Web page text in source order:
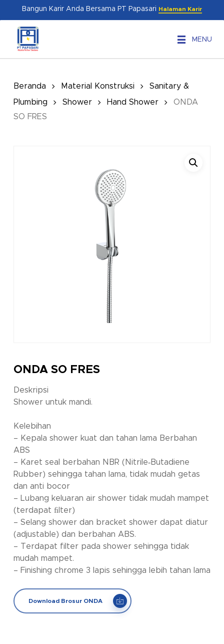
content
Bangun Karir Anda Bersama PT Papasari Halaman Karir
MENU
Beranda Material Konstruksi
Sanitary &
Plumbing
Shower Hand Shower
ONDA
SO FRES
ONDA SO FRES
Deskripsi
Shower untuk mandi.
Kelebihan
– Kepala shower kuat dan tahan lama Berbahan
ABS
– Karet seal berbahan NBR (Nitrile‐Butadiene
Rubber) sehingga tahan lama, tidak mudah getas
dan anti bocor
– Lubang keluaran air shower tidak mudah mampet
(terdapat ﬁlter)
– Selang shower dan bracket shower dapat diatur
(adjustable) dan berbahan ABS.
– Terdapat filter pada shower sehingga tidak
mudah mampet.
– Finishing chrome 3 lapis sehingga lebih tahan lama
Download Brosur ONDA
Menu